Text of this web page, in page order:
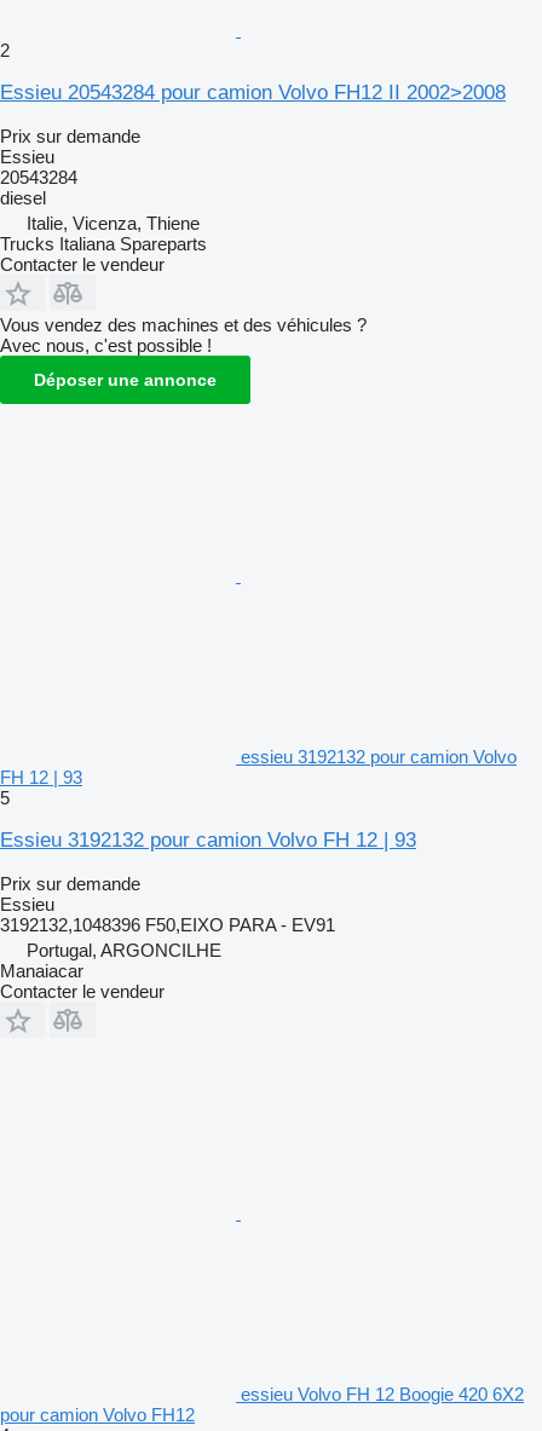
2
Essieu 20543284 pour camion Volvo FH12 II 2002>2008
Prix sur demande
Essieu
20543284
diesel
Italie, Vicenza, Thiene
Trucks Italiana Spareparts
Contacter le vendeur
Vous vendez des machines et des véhicules ?
Avec nous, c'est possible !
Déposer une annonce
essieu 3192132 pour camion Volvo
FH 12 | 93
5
Essieu 3192132 pour camion Volvo FH 12 | 93
Prix sur demande
Essieu
3192132,1048396 F50,EIXO PARA - EV91
Portugal, ARGONCILHE
Manaiacar
Contacter le vendeur
essieu Volvo FH 12 Boogie 420 6X2
pour camion Volvo FH12